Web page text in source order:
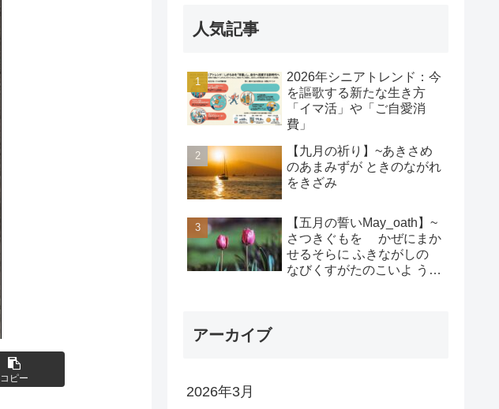
コピー
人気記事
2026年シニアトレンド：今
を謳歌する新たな生き方
「イマ活」や「ご自愛消
費」
【九月の祈り】~あきさめ
のあまみずが ときのながれ
をきざみ
【五月の誓いMay_oath】~
さつきぐもを かぜにまか
せるそらに ふきながしの
なびくすがたのこいよ うま
アーカイブ
2026年3月